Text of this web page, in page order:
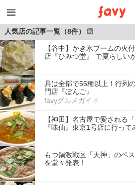
人気店の記事一覧（8件）
【谷中】かき氷ブームの火
店『ひみつ堂』 で夏らしい
具は全部で55種以上！行列
門店『ぼんご』
favyグルメガイド
【神田】名古屋で愛される
『味仙』東京1号店に行って
もつ鍋激戦区「天神」のベ
を堂々発表！